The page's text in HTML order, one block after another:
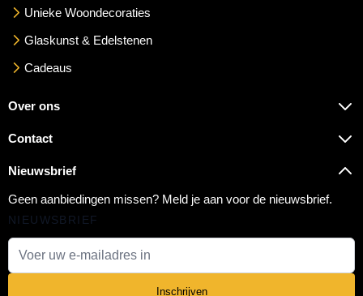
Unieke Woondecoraties
Glaskunst & Edelstenen
Cadeaus
Over ons
Contact
Nieuwsbrief
Geen aanbiedingen missen? Meld je aan voor de nieuwsbrief.
NIEUWSBRIEF
Inschrijven